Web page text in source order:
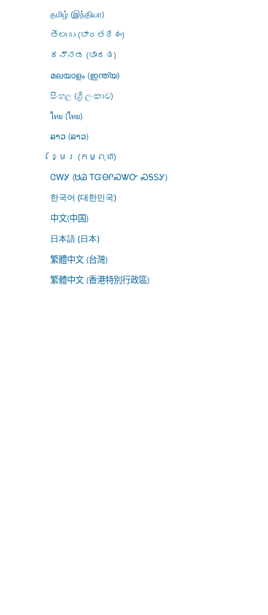
தமிழ் (இந்தியா)
తెలుగు (భారతదేశం)
ಕನ್ನಡ (ಭಾರತ)
മലയാളം (ഇന്ത്യ)
සිංහල (ශ්‍රී ලංකාව)
ไทย (ไทย)
ລາວ (ລາວ)
ខ្មែរ (កម្ពុជា)
ᏣᎳᎩ (ᏌᏊ ᎢᏳᎾᎵᏍᏔᏅ ᏍᎦᏚᎩ)
한국어 (대한민국)
中文(中国)
日本語 (日本)
繁體中文 (台灣)
繁體中文 (香港特別行政區)